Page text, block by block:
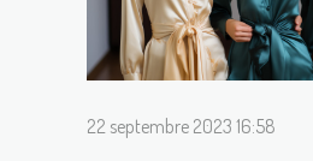
22 septembre 2023 16:58